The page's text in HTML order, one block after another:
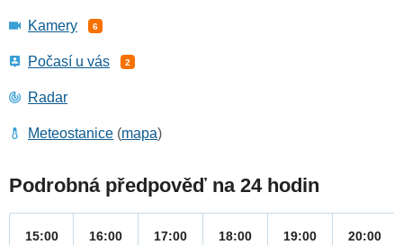
Kamery 6
Počasí u vás 2
Radar
Meteostanice (mapa)
Podrobná předpověď na 24 hodin
15:00 16:00 17:00 18:00 19:00 20:00